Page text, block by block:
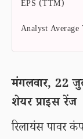
EPS (TTM)
Analyst Average
मंगलवार, 22
शेयर प्राइस रेंज
रिलायंस पावर